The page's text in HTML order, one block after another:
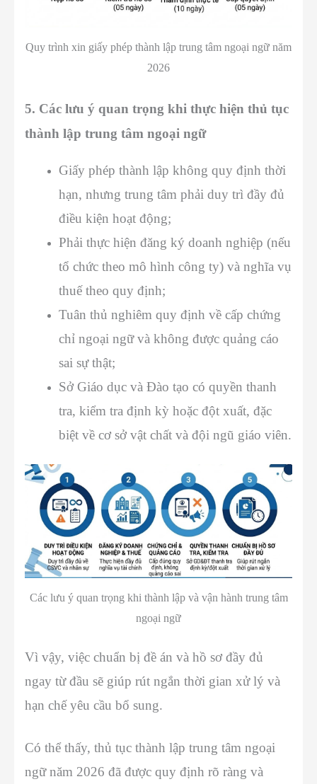
Quy trình xin giấy phép thành lập trung tâm ngoại ngữ năm
2026
5. Các lưu ý quan trọng khi thực hiện thủ tục
thành lập trung tâm ngoại ngữ
Giấy phép thành lập không quy định thời
hạn, nhưng trung tâm phải duy trì đầy đủ
điều kiện hoạt động;
Phải thực hiện đăng ký doanh nghiệp (nếu
tổ chức theo mô hình công ty) và nghĩa vụ
thuế theo quy định;
Tuân thủ nghiêm quy định về cấp chứng
chỉ ngoại ngữ và không được quảng cáo
sai sự thật;
Sở Giáo dục và Đào tạo có quyền thanh
tra, kiểm tra định kỳ hoặc đột xuất, đặc
biệt về cơ sở vật chất và đội ngũ giáo viên.
Các lưu ý quan trọng khi thành lập và vận hành trung tâm
ngoại ngữ
Vì vậy, việc chuẩn bị đề án và hồ sơ đầy đủ
ngay từ đầu sẽ giúp rút ngắn thời gian xử lý và
hạn chế yêu cầu bổ sung.
Có thể thấy, thủ tục thành lập trung tâm ngoại
ngữ năm 2026 đã được quy định rõ ràng và